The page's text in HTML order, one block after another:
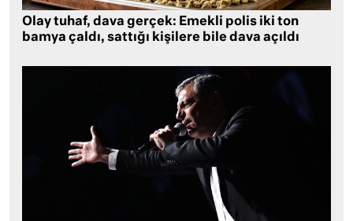
Olay tuhaf, dava gerçek: Emekli polis iki ton
bamya çaldı, sattığı kişilere bile dava açıldı